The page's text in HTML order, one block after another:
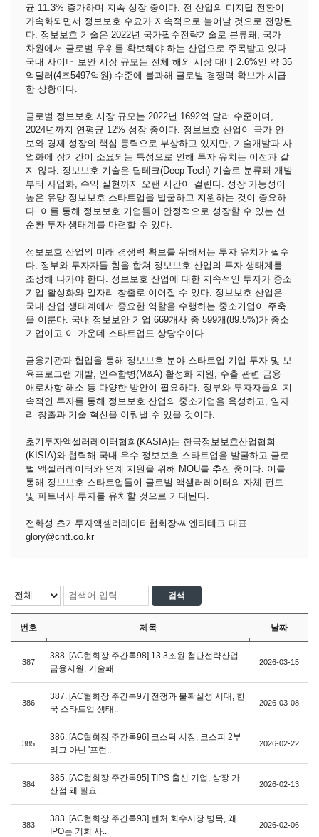
균 11.3% 증가하며 지속 성장 중이다. 전 산업의 디지털 전환이
가속화되면서 정보보호 수요가 지속적으로 늘어날 것으로 전망된
다. 정보보호 기술은 2022년 국가필수전략기술로 분류돼, 국가
차원에서 글로벌 우위를 확보해야 하는 산업으로 주목받고 있다.
국내 사이버 보안 시장 규모는 전체 해외 시장 대비 2.6%인 약 35
억달러(4조5497억원) 수준에 불과해 글로벌 경쟁력 확보가 시급
한 상황이다.
글로벌 정보보호 시장 규모는 2022년 1692억 달러 수준이며,
2024년까지 연평균 12% 성장 중이다. 정보보호 산업이 국가 안
보와 경제 성장의 핵심 동력으로 부상하고 있지만, 기술개발과 사
업화에 장기간이 소요되는 특성으로 인해 투자 유치는 이전과 같
지 않다. 정보보호 기술은 딥테크(Deep Tech) 기술로 분류돼 개발
부터 사업화, 수익 실현까지 오랜 시간이 걸린다. 성장 가능성이
높은 유망 정보보호 스타트업을 발굴하고 지원하는 것이 중요하
다. 이를 통해 정보보호 기업들이 안정적으로 성장할 수 있는 선
순환 투자 생태계를 마련할 수 있다.
정보보호 산업의 미래 경쟁력 확보를 위해서는 투자 유치가 필수
다. 정부와 투자자들 힘을 합쳐 정보보호 산업의 투자 생태계를
조성해 나가야 한다. 정보보호 산업에 대한 지속적인 투자가 중소
기업 활성화와 일자리 창출로 이어질 수 있다. 정보보호 산업은
국내 산업 생태계에서 중요한 역할을 수행하는 중소기업이 주축
을 이룬다. 국내 정보보안 기업 669개사 중 599개(89.5%)가 중소
기업이고 이 가운데 스타트업도 상당수이다.
금융기관과 협업을 통해 정보보호 분야 스타트업 기업 투자 및 보
육프로그램 개발, 인수합병(M&A) 활성화 지원, 수출 관련 금융
애로사항 해소 등 다양한 방안이 필요하다. 정부와 투자자들의 지
속적인 투자를 통해 정보보호 산업의 중소기업을 육성하고, 일자
리 창출과 기술 혁신을 이뤄낼 수 있을 것이다.
초기투자액셀러레이터협회(KASIA)는 한국정보보호산업협회
(KISIA)와 협력해 국내 우수 정보보호 스타트업을 발굴하고 글로
벌 액셀러레이터와 연계 지원을 위해 MOU를 추진 중이다. 이를
통해 정보보호 스타트업들이 글로벌 액셀러레이터의 자체 펀드
및 파트너사 투자를 유치할 것으로 기대된다.
전화성 초기투자액셀러레이터협회장·씨엔티테크 대표
glory@cntt.co.kr
번호 제목 날짜
387
388. [AC협회장 주간록98] 13.3조원 첨단전략산업
금융지원, 기술패..
2026-03-15
386
387. [AC협회장 주간록97] 전쟁과 불확실성 시대, 한
국 스타트업 생태..
2026-03-08
385
386. [AC협회장 주간록96] 코스닥 시장, 코스피 2부
리그 아닌 '프런..
2026-02-22
384
385. [AC협회장 주간록95] TIPS 출신 기업, 상장 가
산점 왜 필요..
2026-02-13
383
383. [AC협회장 주간록93] 벤처 회수시장 병목, 왜
IPO는 기회 사..
2026-02-06